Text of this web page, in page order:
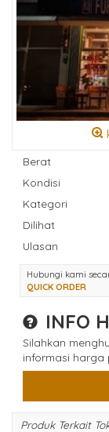
Berat
Kondisi
Kategori
Dilihat
Ulasan
Hubungi kami
QUICK ORDER
INFO
Silahkan
informasi harga
Produk Terkait